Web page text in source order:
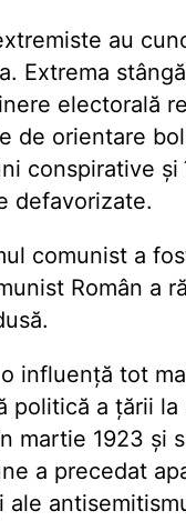
au
Extrema
electorală
de orientare
conspirative
defavorizate.
comunist a
Român a
influență tot
a țării
martie 1923 și
a precedat